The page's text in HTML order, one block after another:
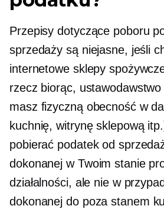
Przepisy dotyczące poboru
sprzedaży są niejasne, jeśli
internetowe sklepy
rzecz biorąc,
masz fizyczną obecność w
kuchnię, witrynę sklepową
pobierać podatek od
dokonanej w Twoim stanie
działalności, ale nie w
dokonanej do poza stanem